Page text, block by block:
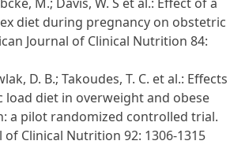
diet during pregnancy on obstetric
Journal of Clinical Nutrition 84:
D. B.; Takoudes, T. C. et al.: Effects
load diet in overweight and obese
a pilot randomized controlled trial.
of Clinical Nutrition 92: 1306-1315